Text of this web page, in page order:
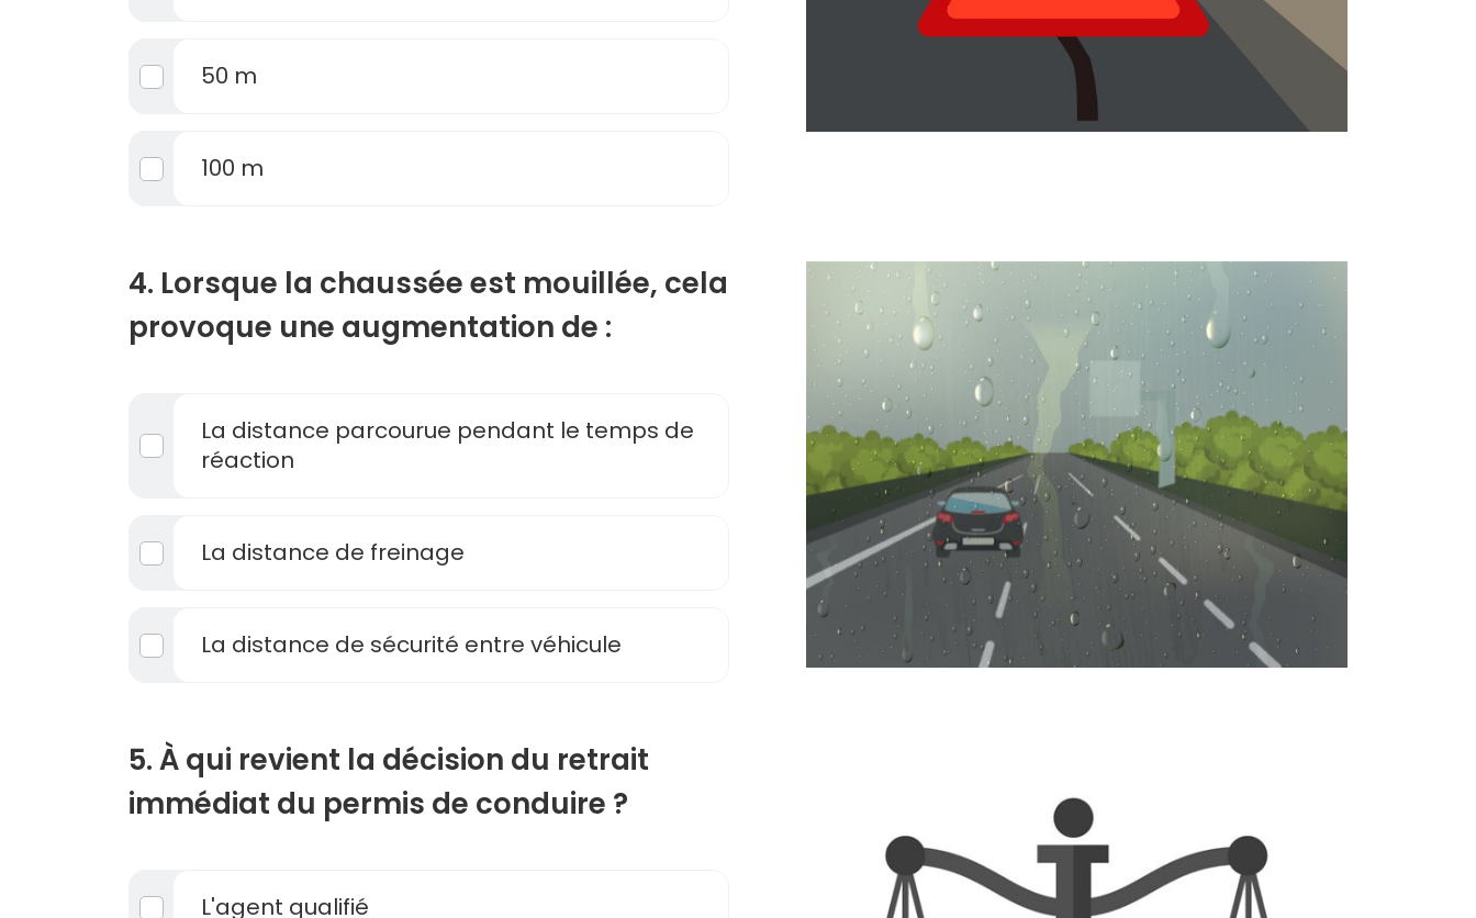
50 m
100 m
4. Lorsque la chaussée est mouillée, cela
provoque une augmentation de :
La distance parcourue pendant le temps de
réaction
La distance de freinage
La distance de sécurité entre véhicule
5. À qui revient la décision du retrait
immédiat du permis de conduire ?
L'agent qualifié